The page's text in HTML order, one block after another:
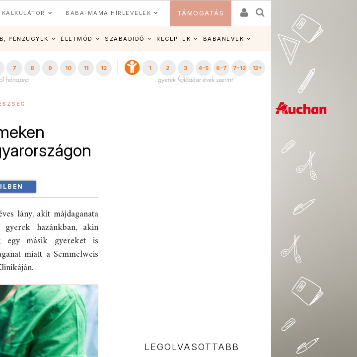
KALKULÁTOR BABA-MAMA HÍRLEVELEK TÁMOGATÁS
PÉNZÜGYEK ÉLETMÓD SZABADIDŐ RECEPTEK BABANEVEK
7 8 9 10 11 12 1 2 3 4-5 6-7 7-12 12+
lány, akit májdaganata
hazánkban, akin
egy másik gyereket is
miatt a Semmelweis
LEGOLVASOTTABB